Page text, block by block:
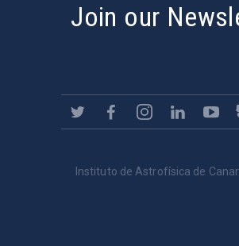
Join our
Instituto de Astrofísica de